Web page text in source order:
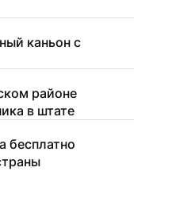
каньон с
районе
в штате
бесплатно